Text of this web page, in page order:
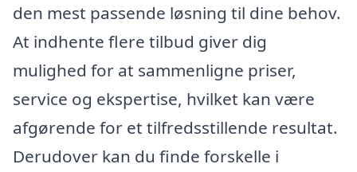
den mest passende løsning til dine behov.
At indhente flere tilbud giver dig
mulighed for at sammenligne priser,
service og ekspertise, hvilket kan være
afgørende for et tilfredsstillende resultat.
Derudover kan du finde forskelle i